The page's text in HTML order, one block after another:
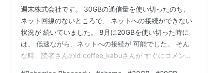
週末株式会社です。 30GBの通信量を使い切ったのち、
ネット回線のないところで、 ネットへの接続ができない
状況が 続いていました。 8月に20GBを使い切った時に
は、 低速ながら、ネットへの接続が 可能でした。 そん
な時、読者さんのid:coffee_kabuさんが すぐにコメント